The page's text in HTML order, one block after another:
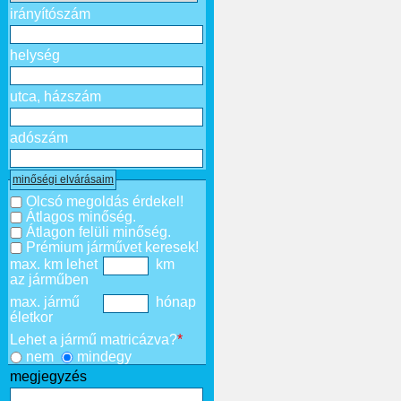
irányítószám
helység
utca, házszám
adószám
minőségi elvárásaim
Olcsó megoldás érdekel!
Átlagos minőség.
Átlagon felüli minőség.
Prémium járművet keresek!
max. km lehet
az járműben
km
max. jármű
életkor
hónap
Lehet a jármű matricázva?*
nem
mindegy
megjegyzés